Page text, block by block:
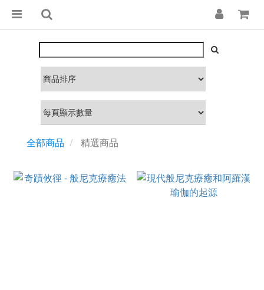
全部商品 精選商品